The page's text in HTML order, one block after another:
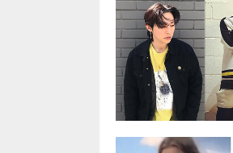
션이 다른 출연자들
민소매 원피스를 입
안 직업 과거 키 학력
매 그리고 패션 센스